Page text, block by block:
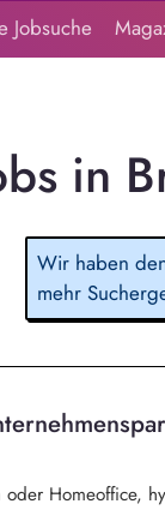
Jobsuche
in
Wir haben
mehr
oder Homeoffice,